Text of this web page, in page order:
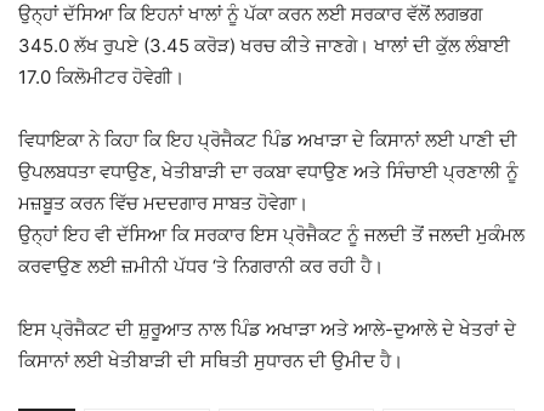
ਉਨ੍ਹਾਂ ਦੱਸਿਆ ਕਿ ਇਹਨਾਂ ਖਾਲਾਂ ਨੂੰ ਪੱਕਾ ਕਰਨ ਲਈ ਸਰਕਾਰ ਵੱਲੋਂ ਲਗਭਗ
345.0 ਲੱਖ ਰੁਪਏ (3.45 ਕਰੋੜ) ਖਰਚ ਕੀਤੇ ਜਾਣਗੇ। ਖਾਲਾਂ ਦੀ ਕੁੱਲ ਲੰਬਾਈ
17.0 ਕਿਲੋਮੀਟਰ ਹੋਵੇਗੀ।
ਵਿਧਾਇਕਾ ਨੇ ਕਿਹਾ ਕਿ ਇਹ ਪ੍ਰੋਜੈਕਟ ਪਿੰਡ ਅਖਾੜਾ ਦੇ ਕਿਸਾਨਾਂ ਲਈ ਪਾਣੀ ਦੀ
ਉਪਲਬਧਤਾ ਵਧਾਉਣ, ਖੇਤੀਬਾੜੀ ਦਾ ਰਕਬਾ ਵਧਾਉਣ ਅਤੇ ਸਿੰਚਾਈ ਪ੍ਰਣਾਲੀ ਨੂੰ
ਮਜ਼ਬੂਤ ਕਰਨ ਵਿੱਚ ਮਦਦਗਾਰ ਸਾਬਤ ਹੋਵੇਗਾ।
ਉਨ੍ਹਾਂ ਇਹ ਵੀ ਦੱਸਿਆ ਕਿ ਸਰਕਾਰ ਇਸ ਪ੍ਰੋਜੈਕਟ ਨੂੰ ਜਲਦੀ ਤੋਂ ਜਲਦੀ ਮੁਕੰਮਲ
ਕਰਵਾਉਣ ਲਈ ਜ਼ਮੀਨੀ ਪੱਧਰ ‘ਤੇ ਨਿਗਰਾਨੀ ਕਰ ਰਹੀ ਹੈ।
ਇਸ ਪ੍ਰੋਜੈਕਟ ਦੀ ਸ਼ੁਰੂਆਤ ਨਾਲ ਪਿੰਡ ਅਖਾੜਾ ਅਤੇ ਆਲੇ-ਦੁਆਲੇ ਦੇ ਖੇਤਰਾਂ ਦੇ
ਕਿਸਾਨਾਂ ਲਈ ਖੇਤੀਬਾੜੀ ਦੀ ਸਥਿਤੀ ਸੁਧਾਰਨ ਦੀ ਉਮੀਦ ਹੈ।